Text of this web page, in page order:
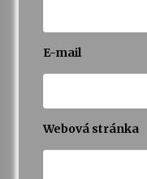
E-mail
Webová stránka